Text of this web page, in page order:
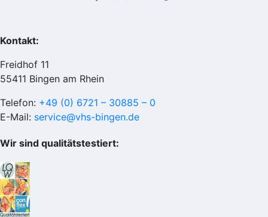
Kontakt:
Freidhof 11
55411 Bingen am Rhein
Telefon: +49 (0) 6721 – 30885 – 0
E-Mail: service@vhs-bingen.de
Wir sind qualitätstestiert: